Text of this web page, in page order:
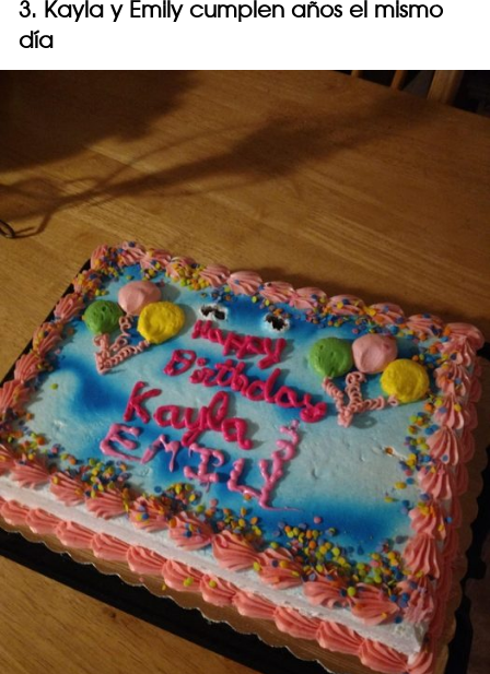
3. Kayla y Emily cumplen años el mismo
día